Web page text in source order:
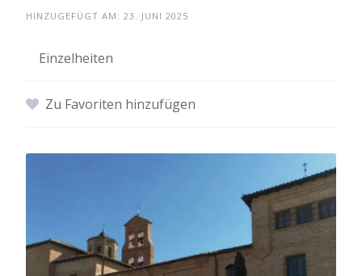
HINZUGEFÜGT AM: 23. JUNI 2025
Einzelheiten
Zu Favoriten hinzufügen